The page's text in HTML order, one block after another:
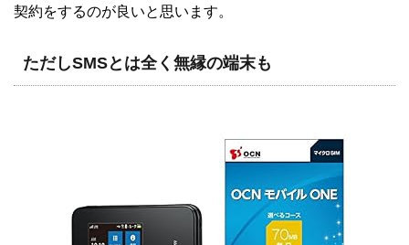
契約をするのが良いと思います。
ただしSMSとは全く無縁の端末も